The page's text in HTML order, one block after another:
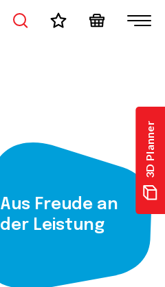
3D Planner
Aus Freude an
der Leistung